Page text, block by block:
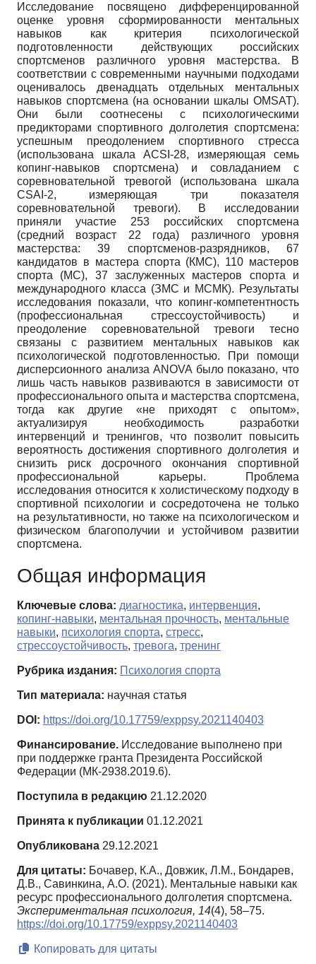
Исследование посвящено дифференцированной
оценке уровня сформированности ментальных
навыков как критерия психологической
подготовленности действующих российских
спортсменов различного уровня мастерства. В
соответствии с современными научными подходами
оценивалось двенадцать отдельных ментальных
навыков спортсмена (на основании шкалы OMSAT).
Они были соотнесены с психологическими
предикторами спортивного долголетия спортсмена:
успешным преодолением спортивного стресса
(использована шкала ACSI-28, измеряющая семь
копинг-навыков спортсмена) и совладанием с
соревновательной тревогой (использована шкала
CSAI-2, измеряющая три показателя
соревновательной тревоги). В исследовании
приняли участие 253 российских спортсмена
(средний возраст 22 года) различного уровня
мастерства: 39 спортсменов-разрядников, 67
кандидатов в мастера спорта (КМС), 110 мастеров
спорта (МС), 37 заслуженных мастеров спорта и
международного класса (ЗМС и МСМК). Результаты
исследования показали, что копинг-компетентность
(профессиональная стрессоустойчивость) и
преодоление соревновательной тревоги тесно
связаны с развитием ментальных навыков как
психологической подготовленностью. При помощи
дисперсионного анализа ANOVA было показано, что
лишь часть навыков развиваются в зависимости от
профессионального опыта и мастерства спортсмена,
тогда как другие «не приходят с опытом»,
актуализируя необходимость разработки
интервенций и тренингов, что позволит повысить
вероятность достижения спортивного долголетия и
снизить риск досрочного окончания спортивной
профессиональной карьеры. Проблема
исследования относится к холистическому подходу в
спортивной психологии и сосредоточена не только
на результативности, но также на психологическом и
физическом благополучии и устойчивом развитии
спортсмена.
Общая информация
Ключевые слова: диагностика, интервенция,
копинг-навыки, ментальная прочность, ментальные
навыки, психология спорта, стресс,
стрессоустойчивость, тревога, тренинг
Рубрика издания: Психология спорта
Тип материала: научная статья
DOI: https://doi.org/10.17759/exppsy.2021140403
Финансирование. Исследование выполнено при
при поддержке гранта Президента Российской
Федерации (МК-2938.2019.6).
Поступила в редакцию 21.12.2020
Принята к публикации 01.12.2021
Опубликована 29.12.2021
Для цитаты: Бочавер, К.А., Довжик, Л.М., Бондарев,
Д.В., Савинкина, А.О. (2021). Ментальные навыки как
ресурс профессионального долголетия спортсмена.
Экспериментальная психология, 14(4), 58–75.
https://doi.org/10.17759/exppsy.2021140403
Копировать для цитаты